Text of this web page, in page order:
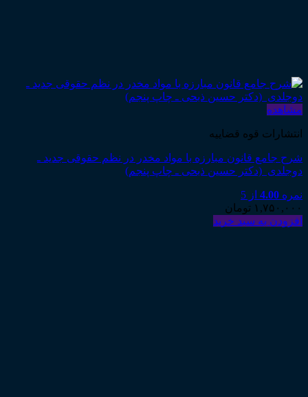
مشاهده
انتشارات قوه قضاییه
شرح جامع قانون مبارزه با مواد مخدر در نظم حقوقی جدید ـ
دوجلدی (دکتر حسین ذبحی ـ چاپ پنجم)
نمره 4.00 از 5
۱,۷۵۰,۰۰۰ تومان
افزودن به سبد خرید